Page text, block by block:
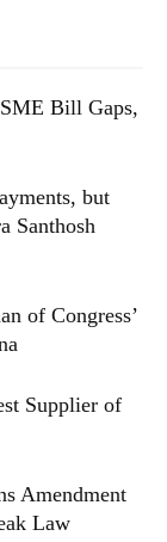
Bill Gaps,
but
Santhosh
of Congress’
Supplier of
Amendment
Law